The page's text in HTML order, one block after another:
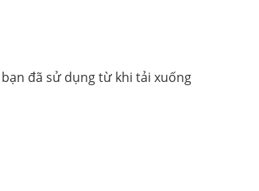
bạn đã sử dụng từ khi tải xuống